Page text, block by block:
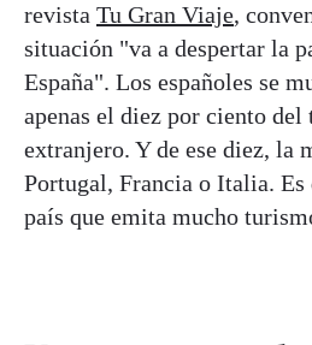
revista Tu Gran Viaje,
situación "va a despertar la
España". Los españoles se
apenas el diez por ciento
extranjero. Y de ese diez, la
Portugal, Francia o Italia. Es
país que emita mucho